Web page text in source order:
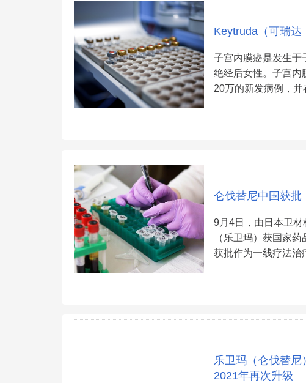
Keytruda（可瑞
子宫内膜癌是发生于
绝经后女性。子宫内
20万的新发病例，
仑伐替尼中国获批
9月4日，由日本卫
（乐卫玛）获国家
获批作为一线疗法治
乐卫玛（仑伐替尼
2021年再次升级